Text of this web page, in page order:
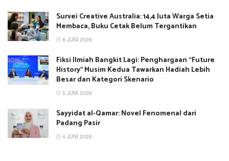
Survei Creative Australia: 14,4 Juta Warga Setia
Membaca, Buku Cetak Belum Tergantikan
8 JUNI 2026
Fiksi Ilmiah Bangkit Lagi: Penghargaan “Future
History” Musim Kedua Tawarkan Hadiah Lebih
Besar dan Kategori Skenario
5 JUNI 2026
Sayyidat al-Qamar: Novel Fenomenal dari
Padang Pasir
4 JUNI 2026